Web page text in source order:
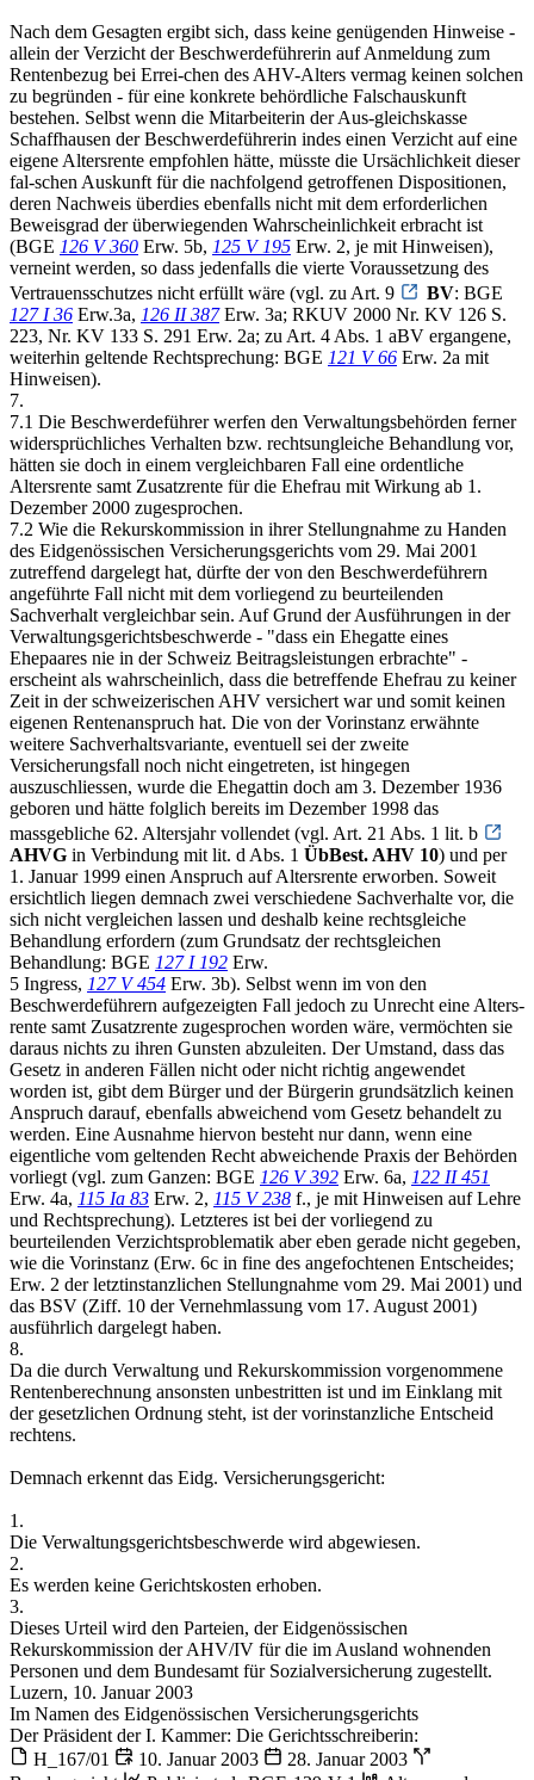
Nach dem Gesagten ergibt sich, dass keine genügenden Hinweise -
allein der Verzicht der Beschwerdeführerin auf Anmeldung zum
Rentenbezug bei Errei-chen des AHV-Alters vermag keinen solchen
zu begründen - für eine konkrete behördliche Falschauskunft
bestehen. Selbst wenn die Mitarbeiterin der Aus-gleichskasse
Schaffhausen der Beschwerdeführerin indes einen Verzicht auf eine
eigene Altersrente empfohlen hätte, müsste die Ursächlichkeit dieser
fal-schen Auskunft für die nachfolgend getroffenen Dispositionen,
deren Nachweis überdies ebenfalls nicht mit dem erforderlichen
Beweisgrad der überwiegenden Wahrscheinlichkeit erbracht ist
(BGE 126 V 360 Erw. 5b, 125 V 195 Erw. 2, je mit Hinweisen),
verneint werden, so dass jedenfalls die vierte Voraussetzung des
Vertrauensschutzes nicht erfüllt wäre (vgl. zu Art. 9
BV: BGE
127 I 36 Erw.3a, 126 II 387Erw. 3a; RKUV 2000 Nr. KV 126 S.
223, Nr. KV 133 S. 291 Erw. 2a; zu Art. 4 Abs. 1 aBV ergangene,
weiterhin geltende Rechtsprechung: BGE 121 V 66 Erw. 2a mit
Hinweisen).
7.
7.1 Die Beschwerdeführer werfen den Verwaltungsbehörden ferner
widersprüchliches Verhalten bzw. rechtsungleiche Behandlung vor,
hätten sie doch in einem vergleichbaren Fall eine ordentliche
Altersrente samt Zusatzrente für die Ehefrau mit Wirkung ab 1.
Dezember 2000 zugesprochen.
7.2 Wie die Rekurskommission in ihrer Stellungnahme zu Handen
des Eidgenössischen Versicherungsgerichts vom 29. Mai 2001
zutreffend dargelegt hat, dürfte der von den Beschwerdeführern
angeführte Fall nicht mit dem vorliegend zu beurteilenden
Sachverhalt vergleichbar sein. Auf Grund der Ausführungen in der
Verwaltungsgerichtsbeschwerde - "dass ein Ehegatte eines
Ehepaares nie in der Schweiz Beitragsleistungen erbrachte" -
erscheint als wahrscheinlich, dass die betreffende Ehefrau zu keiner
Zeit in der schweizerischen AHV versichert war und somit keinen
eigenen Rentenanspruch hat. Die von der Vorinstanz erwähnte
weitere Sachverhaltsvariante, eventuell sei der zweite
Versicherungsfall noch nicht eingetreten, ist hingegen
auszuschliessen, wurde die Ehegattin doch am 3. Dezember 1936
geboren und hätte folglich bereits im Dezember 1998 das
massgebliche 62. Altersjahr vollendet (vgl. Art. 21 Abs. 1 lit. b
AHVG in Verbindung mit lit. d Abs. 1 ÜbBest. AHV 10) und per
1. Januar 1999 einen Anspruch auf Altersrente erworben. Soweit
ersichtlich liegen demnach zwei verschiedene Sachverhalte vor, die
sich nicht vergleichen lassen und deshalb keine rechtsgleiche
Behandlung erfordern (zum Grundsatz der rechtsgleichen
Behandlung: BGE 127 I 192 Erw.
5 Ingress, 127 V 454 Erw. 3b). Selbst wenn im von den
Beschwerdeführern aufgezeigten Fall jedoch zu Unrecht eine Alters-
rente samt Zusatzrente zugesprochen worden wäre, vermöchten sie
daraus nichts zu ihren Gunsten abzuleiten. Der Umstand, dass das
Gesetz in anderen Fällen nicht oder nicht richtig angewendet
worden ist, gibt dem Bürger und der Bürgerin grundsätzlich keinen
Anspruch darauf, ebenfalls abweichend vom Gesetz behandelt zu
werden. Eine Ausnahme hiervon besteht nur dann, wenn eine
eigentliche vom geltenden Recht abweichende Praxis der Behörden
vorliegt (vgl. zum Ganzen: BGE 126 V 392 Erw. 6a, 122 II 451
Erw. 4a, 115 Ia 83 Erw. 2, 115 V 238 f., je mit Hinweisen auf Lehre
und Rechtsprechung). Letzteres ist bei der vorliegend zu
beurteilenden Verzichtsproblematik aber eben gerade nicht gegeben,
wie die Vorinstanz (Erw. 6c in fine des angefochtenen Entscheides;
Erw. 2 der letztinstanzlichen Stellungnahme vom 29. Mai 2001) und
das BSV (Ziff. 10 der Vernehmlassung vom 17. August 2001)
ausführlich dargelegt haben.
8.
Da die durch Verwaltung und Rekurskommission vorgenommene
Rentenberechnung ansonsten unbestritten ist und im Einklang mit
der gesetzlichen Ordnung steht, ist der vorinstanzliche Entscheid
rechtens.
Demnach erkennt das Eidg. Versicherungsgericht:
1.
Die Verwaltungsgerichtsbeschwerde wird abgewiesen.
2.
Es werden keine Gerichtskosten erhoben.
3.
Dieses Urteil wird den Parteien, der Eidgenössischen
Rekurskommission der AHV/IV für die im Ausland wohnenden
Personen und dem Bundesamt für Sozialversicherung zugestellt.
Luzern, 10. Januar 2003
Im Namen des Eidgenössischen Versicherungsgerichts
Der Präsident der I. Kammer: Die Gerichtsschreiberin:
H_167/01
10. Januar 2003
28. Januar 2003